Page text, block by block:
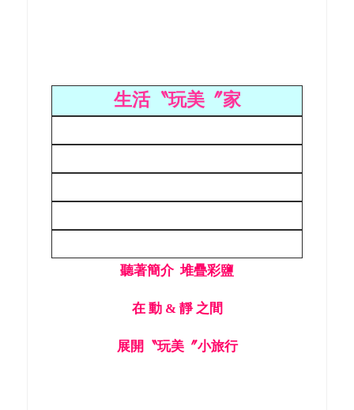
生活〝玩美〞家
聽著簡介 堆疊彩鹽
在 動 & 靜 之間
展開〝玩美〞小旅行